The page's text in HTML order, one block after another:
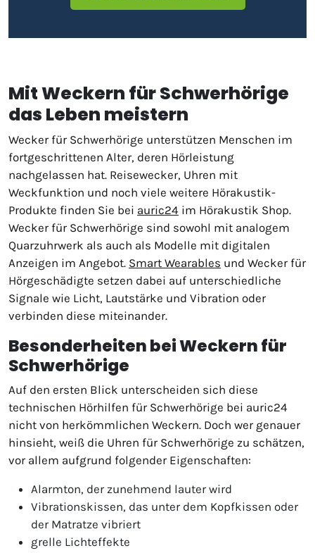
Mit Weckern für Schwerhörige
das Leben meistern
Wecker für Schwerhörige unterstützen Menschen im
fortgeschrittenen Alter, deren Hörleistung
nachgelassen hat. Reisewecker, Uhren mit
Weckfunktion und noch viele weitere Hörakustik-
Produkte finden Sie bei auric24 im Hörakustik Shop.
Wecker für Schwerhörige sind sowohl mit analogem
Quarzuhrwerk als auch als Modelle mit digitalen
Anzeigen im Angebot. Smart Wearables und Wecker für
Hörgeschädigte setzen dabei auf unterschiedliche
Signale wie Licht, Lautstärke und Vibration oder
verbinden diese miteinander.
Besonderheiten bei Weckern für
Schwerhörige
Auf den ersten Blick unterscheiden sich diese
technischen Hörhilfen für Schwerhörige bei auric24
nicht von herkömmlichen Weckern. Doch wer genauer
hinsieht, weiß die Uhren für Schwerhörige zu schätzen,
vor allem aufgrund folgender Eigenschaften:
Alarmton, der zunehmend lauter wird
Vibrationskissen, das unter dem Kopfkissen oder
der Matratze vibriert
grelle Lichteffekte